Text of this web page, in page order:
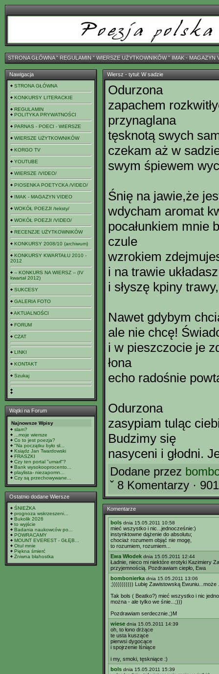
STRONA GŁÓWNAˇ REGULAMIN ˇ WIERSZE UŻYTKOWNIKÓWˇ IMAK - MAGAZYN
Nawigacja
STRONA GŁÓWNA
KONKURSY LITERACKIE
REGULAMIN
POLITYKA PRYWATNOŚCI
PARNAS - POECI - WIERSZE
WIERSZE UŻYTKOWNIKÓW
KORGO TV
YOUTUBE
WIERSZE /VIDEO/
PIOSENKA POETYCKA /VIDEO/
IMAK - MAGAZYN VIDEO
WOKÓŁ POEZJI /teksty/
WOKÓŁ POEZJI /VIDEO/
RECENZJE UŻYTKOWNIKÓW
KONKURSY 2008/10 (archiwum)
KONKURSY KWARTAŁU 2010 -
2012
-- KONKURS NA WIERSZ -- (IV
kwartał 2012)
SUKCESY
GALERIA FOTO
AKTUALNOŚCI
FORUM
CZAT
LINKI
KONTAKT
Szukaj
Wątki na Forum
Najnowsze Wpisy
slam?
...moje wiersze
Co to jest poezja?
"Na początku było sł...
Ksiądz Jan Twardowski
FRASZKI
Czy ten portal "umarł"?
Bank wysokooprocento...
playlista- niezapomn...
Czy są przechowywane...
Ostatnio dodane Wiersze
ŚNIEŻKA
prognoza wskrzeszeni...
Bukolik 2026
to wyjście
Badania naukowców po...
POWRACAMY
MOUNT EVEREST - GŁĘB...
Otul mnie
Piękna śmierć
Żniwna błahostka
Wiersz - tytuł: W sadzie
Odurzona
zapachem
przynaglana
tęsknotą swych
czekam aż w
swym śpiewem
Śnię na jawie,że
wdycham aromat
pocałunkiem mnie
czule
wzrokiem
i na trawie
i słyszę kpiny
Nawet gdybym
ale nie chcę!
i w pieszczocie je
łona
echo radośnie
Odurzona
zasypiam tuląc
Budzimy się
nasyceni i głodni.
Dodane przez
ˇ 8 Komentarzy ·
Komentarze
bols dnia 15.05.2011 10:58
mieć wszystko i nic...jednocześnie:)
instynktowne dążenie do absolutu;
chociaż rozumem objąć nie mogę,
to rozumiem, rozumiem...
Ewa Włodek dnia 15.05.2011 12:44
Ładnie, nieco mi niektóre erotyki Kazimiery
przyjemnością. Pozdrawiam ciepło, Ewa
bombonierka dnia 15.05.2011 13:06
;))))))))))) Lubię Zawistowską Ewuniu...może
Tak bols ( Beatko?) mieć wszystko i nic
można - ale tylko we śnie...;)))
Pozdrawiam serdecznie.;)M
wiese dnia 15.05.2011 14:39
oh, to łono drżące
te usta kuszące
pierwsi dygocące
i spojrzenie lśniące
i my, smoki, tęskniące :)
bols dnia 15.05.2011 15:39